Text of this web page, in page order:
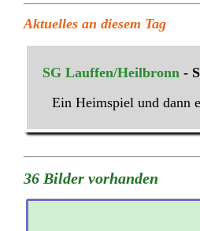
Aktuelles an diesem Tag
SG Lauffen/Heilbronn -
Ein Heimspiel und dann
36 Bilder vorhanden